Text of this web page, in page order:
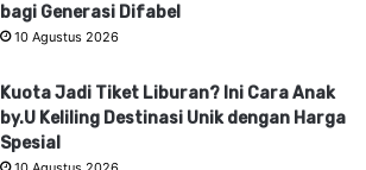
bagi Generasi Difabel
10 Agustus 2026
Kuota Jadi Tiket Liburan? Ini Cara Anak
by.U Keliling Destinasi Unik dengan Harga
Spesial